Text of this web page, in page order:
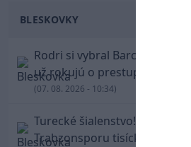
BLESKOVKY
Rodri si vybral Barcelonu a
už rokujú o prestupovej
(07. 08. 2026 - 10:34)
Turecké šialenstvo! Salaha
Trabzonsporu tisícky